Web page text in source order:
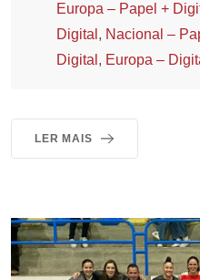
Europa – Papel +
Digital , Nacional –
Digital , Europa –
LER MAIS